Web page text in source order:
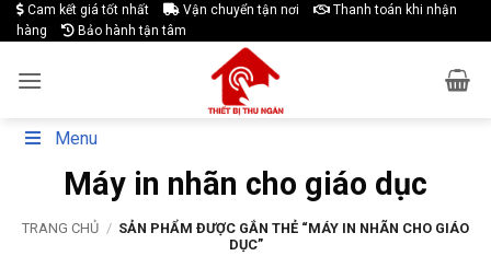
Skip
to
Cam kết giá tốt nhất Vận chuyển tận nơi
Thanh toán khi nhận
hàng
Bảo hành tận tâm
Menu
Máy in nhãn cho giáo dục
TRANG CHỦ / SẢN PHẨM ĐƯỢC GẮN THẺ “MÁY IN NHÃN CHO GIÁO
DỤC”